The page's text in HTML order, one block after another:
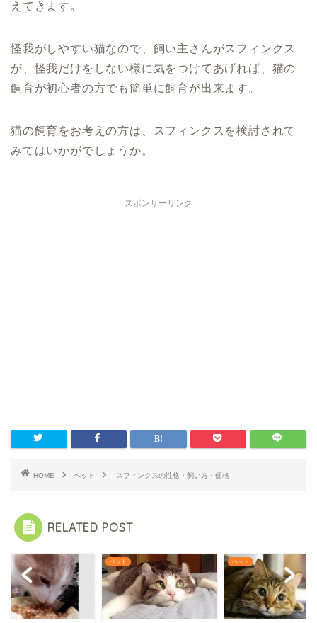
えてきます。
怪我がしやすい猫なので、飼い主さんがスフィンクス
が、怪我だけをしない様に気をつけてあげれば、猫の
飼育が初心者の方でも簡単に飼育が出来ます。
猫の飼育をお考えの方は、スフィンクスを検討されて
みてはいかがでしょうか。
スポンサーリンク
HOME ペット スフィンクスの性格・飼い方・価格
RELATED POST
ペット ペット